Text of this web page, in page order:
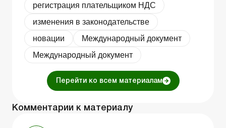
регистрация плательщиком НДС
изменения в законодательстве
новации
Международный документ
Международный документ
Перейти ко всем материалам
Комментарии к материалу